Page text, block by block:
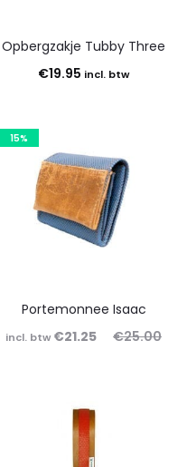
Opbergzakje Tubby Three
€19.95 incl. btw
15%
Portemonnee Isaac
€25.00
Oorspronkelijke
€25.00.
€21.25
Huidige
incl. btw